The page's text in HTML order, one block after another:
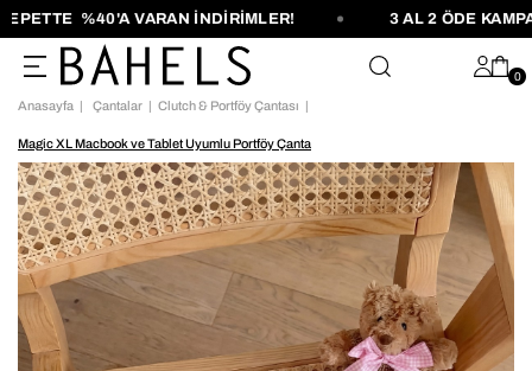
%40'A VARAN İNDİRİMLER! 3 AL 2 ÖDE
0
Anasayfa Çantalar Clutch & Portföy Çantası
Magic XL Macbook ve Tablet Uyumlu Portföy Çanta